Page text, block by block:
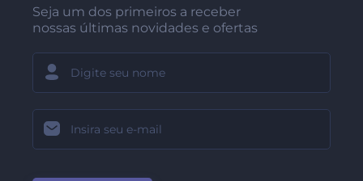
Seja um dos primeiros a receber
nossas últimas novidades e ofertas